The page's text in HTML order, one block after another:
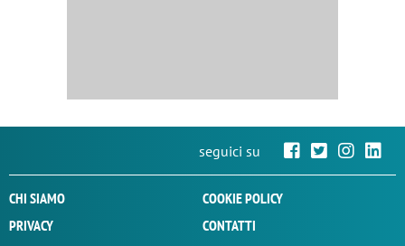
seguici su
CHI SIAMO
COOKIE POLICY
PRIVACY
CONTATTI